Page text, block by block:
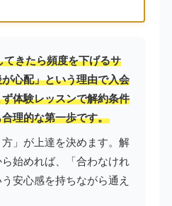
てきたら頻度を下げるサ
心配」という理由で入会
体験レッスンで解約条件
理的な第一歩です。
方」が上達を決めます。解
始めれば、「合わなけれ
安心感を持ちながら通え